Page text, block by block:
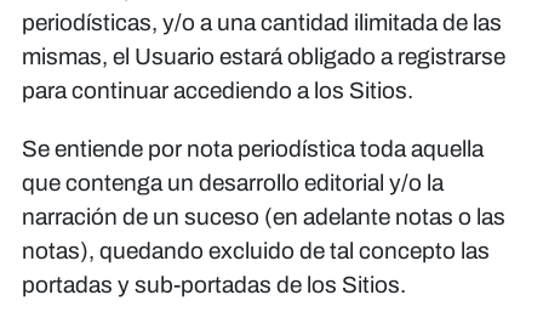
periodísticas, y/o a una cantidad ilimitada de las
mismas, el Usuario estará obligado a registrarse
para continuar accediendo a los Sitios.
Se entiende por nota periodística toda aquella
que contenga un desarrollo editorial y/o la
narración de un suceso (en adelante notas o las
notas), quedando excluido de tal concepto las
portadas y sub-portadas de los Sitios.